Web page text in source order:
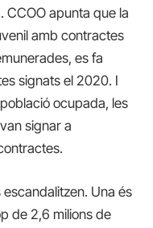
CCOO apunta que la
amb contractes
es fa
signats el 2020. I
ocupada, les
signar a
Una és
de 2,6 milions de